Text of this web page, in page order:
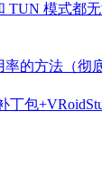
TUN 模式都
的方法（彻
包